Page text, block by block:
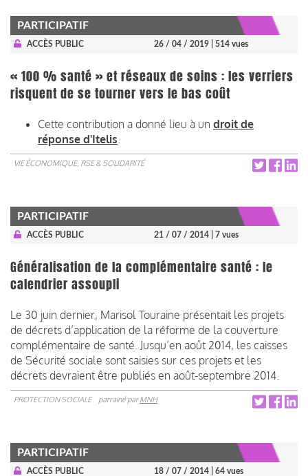
PARTICIPATIF
ACCÈS PUBLIC 26 / 04 / 2019 | 514 vues
« 100 % santé » et réseaux de soins : les verriers
risquent de se tourner vers le bas coût
Cette contribution a donné lieu à un droit de
réponse d'Itelis
VIE ÉCONOMIQUE, RSE & SOLIDARITÉ
PARTICIPATIF
ACCÈS PUBLIC 21 / 07 / 2014 | 7 vues
Généralisation de la complémentaire santé : le
calendrier assoupli
Le 30 juin dernier, Marisol Touraine présentait les projets
de décrets d’application de la réforme de la couverture
complémentaire de santé. Jusqu’en août 2014, les caisses
de Sécurité sociale sont saisies sur ces projets et les
décrets devraient être publiés en août-septembre 2014.
PROTECTION SOCIALE parrainé parMNH
PARTICIPATIF
ACCÈS PUBLIC 18 / 07 / 2014 | 64 vues